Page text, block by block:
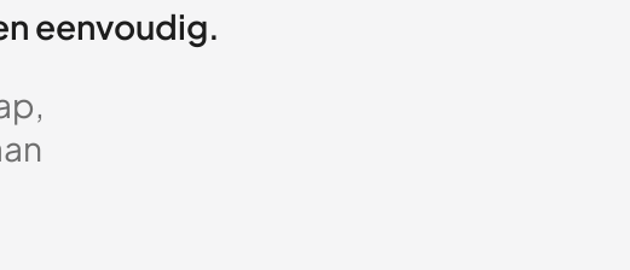
eenvoudig.